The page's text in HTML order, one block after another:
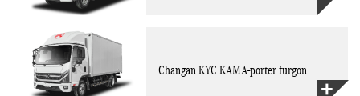
Changan KYC KAMA-porter furgon